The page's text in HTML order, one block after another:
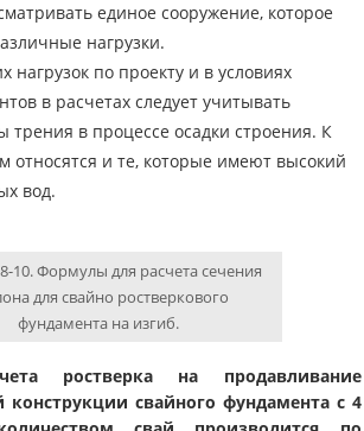
единое сооружение, которое
нагрузки.
нагрузок по проекту и в условиях
в расчетах следует учитывать
трения в процессе осадки строения. К
относятся и те, которые имеют высокий
вод.
10. Формулы для расчета сечения
для свайно ростверкового
фундамента на изгиб.
ростверка на продавливание
конструкции свайного фундамента с 4